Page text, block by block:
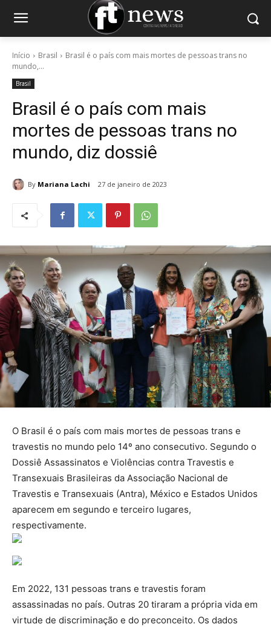
Início Brasil
Brasil é o país com mais mortes de pessoas trans no
mundo,...
Brasil
Brasil é o país com mais
mortes de pessoas trans no
mundo, diz dossiê
By Mariana Lachi 27 de janeiro de 2023
O Brasil é o país com mais mortes de pessoas trans e
travestis no mundo pelo 14º ano consecutivo. Segundo o
Dossiê Assassinatos e Violências contra Travestis e
Transexuais Brasileiras da Associação Nacional de
Travestis e Transexuais (Antra), México e Estados Unidos
aparecem em segundo e terceiro lugares,
respectivamente.
Em 2022, 131 pessoas trans e travestis foram
assassinadas no país. Outras 20 tiraram a própria vida em
virtude de discriminação e do preconceito. Os dados